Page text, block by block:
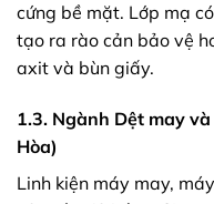
cứng bề mặt. Lớp mạ
tạo ra rào cản bảo vệ
axit và bùn giấy.
1.3. Ngành Dệt may
Hòa)
Linh kiện máy may,